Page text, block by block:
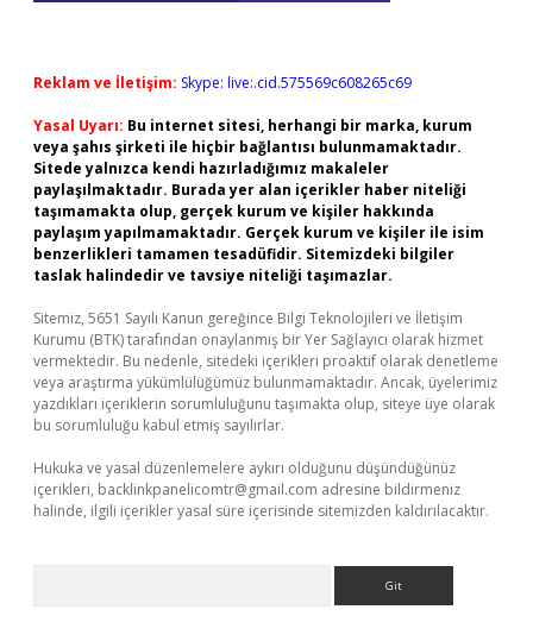
Reklam ve İletişim: Skype: live:.cid.575569c608265c69
Yasal Uyarı: Bu internet sitesi, herhangi bir marka, kurum
veya şahıs şirketi ile hiçbir bağlantısı bulunmamaktadır.
Sitede yalnızca kendi hazırladığımız makaleler
paylaşılmaktadır. Burada yer alan içerikler haber niteliği
taşımamakta olup, gerçek kurum ve kişiler hakkında
paylaşım yapılmamaktadır. Gerçek kurum ve kişiler ile isim
benzerlikleri tamamen tesadüfidir. Sitemizdeki bilgiler
taslak halindedir ve tavsiye niteliği taşımazlar.
Sitemiz, 5651 Sayılı Kanun gereğince Bilgi Teknolojileri ve İletişim
Kurumu (BTK) tarafından onaylanmış bir Yer Sağlayıcı olarak hizmet
vermektedir. Bu nedenle, sitedeki içerikleri proaktif olarak denetleme
veya araştırma yükümlülüğümüz bulunmamaktadır. Ancak, üyelerimiz
yazdıkları içeriklerin sorumluluğunu taşımakta olup, siteye üye olarak
bu sorumluluğu kabul etmiş sayılırlar.
Hukuka ve yasal düzenlemelere aykırı olduğunu düşündüğünüz
içerikleri, backlinkpanelicomtr@gmail.com adresine bildirmeniz
halinde, ilgili içerikler yasal süre içerisinde sitemizden kaldırılacaktır.